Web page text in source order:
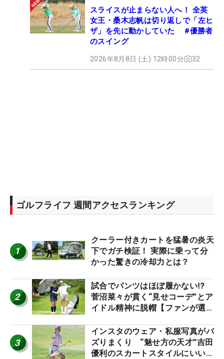
スライスが止まらない人へ！ 全英
女王・桑木志帆は切り返しで「左ヒ
ザ」を先に動かしていた #優勝者
のスイング
2026年8月8日 (土) 12時00分 32
ゴルフライフ 週間アクセスランキング
1
クーラー付きカートを猛暑の炎天
下でガチ検証！ 実際に乗って分
かった驚きの冷却力とは？
2
試合でパンツはほぼ履かない⁉
菅沼菜々が貫く“見せコーデ”とア
イドル精神に脱帽【ファンが選ぶ
3
インスタのウェア・私服写真がバ
ズりまくり “魅せ方の天才”吉田
優利のスカートスタイルにいい